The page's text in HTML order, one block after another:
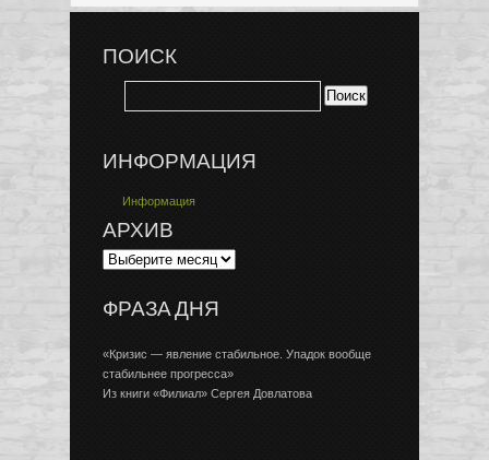
ПОИСК
ИНФОРМАЦИЯ
Информация
АРХИВ
ФРАЗА ДНЯ
«Кризис — явление стабильное. Упадок вообще
стабильнее прогресса»
Из книги «Филиал» Сергея Довлатова